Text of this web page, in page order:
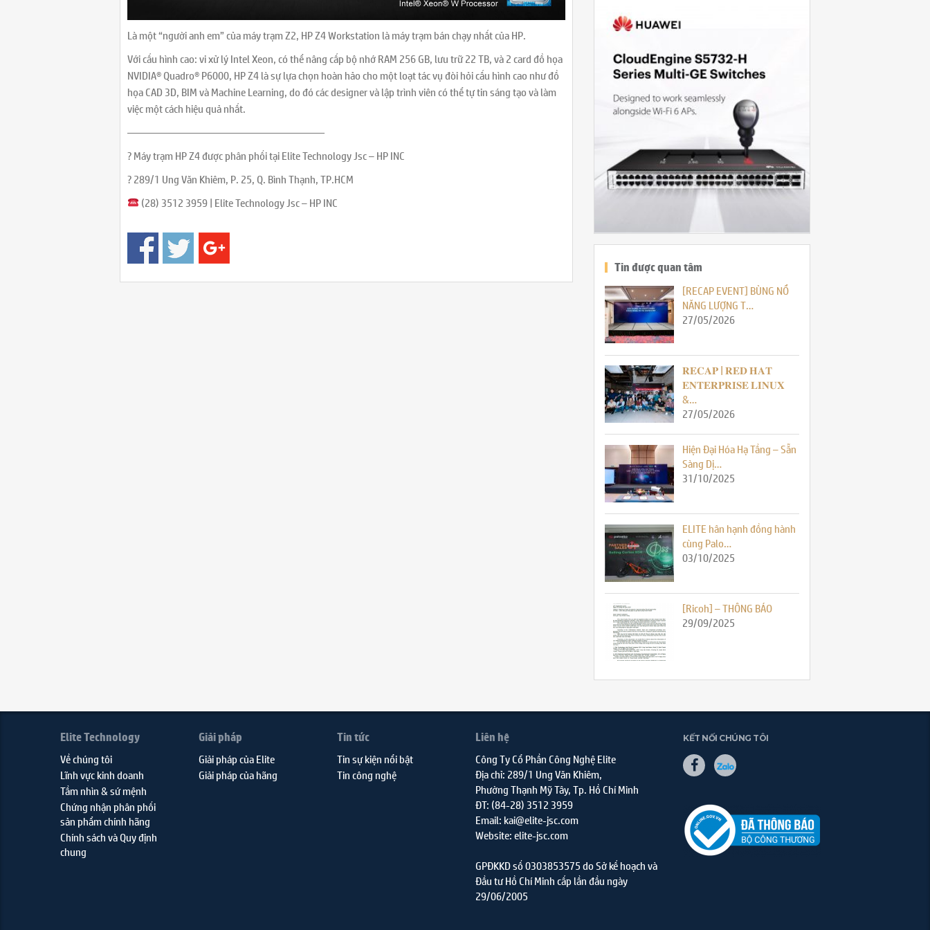
Là một “người anh em” của máy trạm Z2, HP Z4 Workstation là máy trạm bán chạy nhất của HP.
Với cấu hình cao: vi xử lý Intel Xeon, có thể nâng cấp bộ nhớ RAM 256 GB, lưu trữ 22 TB, và 2 card đồ họa
NVIDIA® Quadro® P6000, HP Z4 là sự lựa chọn hoàn hảo cho một loạt tác vụ đòi hỏi cấu hình cao như đồ
họa CAD 3D, BIM và Machine Learning, do đó các designer và lập trình viên có thể tự tin sáng tạo và làm
việc một cách hiệu quả nhất.
———————————————————
? Máy trạm HP Z4 được phân phối tại Elite Technology Jsc – HP INC
? 289/1 Ung Văn Khiêm, P. 25, Q. Bình Thạnh, TP.HCM
(28) 3512 3959 | Elite Technology Jsc – HP INC
Tin được quan tâm
[RECAP EVENT] BÙNG NỔ
NĂNG LƯỢNG T…
27/05/2026
𝐑𝐄𝐂𝐀𝐏 | 𝐑𝐄𝐃 𝐇𝐀𝐓
𝐄𝐍𝐓𝐄𝐑𝐏𝐑𝐈𝐒𝐄 𝐋𝐈𝐍𝐔𝐗
&…
27/05/2026
Hiện Đại Hóa Hạ Tầng – Sẵn
Sàng Dị…
31/10/2025
ELITE hân hạnh đồng hành
cùng Palo…
03/10/2025
[Ricoh] – THÔNG BÁO
29/09/2025
Elite Technology
Về chúng tôi
Lĩnh vực kinh doanh
Tầm nhìn & sứ mệnh
Chứng nhận phân phối
sản phẩm chính hãng
Chính sách và Quy định
chung
Giải pháp
Giải pháp của Elite
Giải pháp của hãng
Tin tức
Tin sự kiện nổi bật
Tin công nghệ
Liên hệ
Công Ty Cổ Phần Công Nghệ Elite
Địa chỉ: 289/1 Ung Văn Khiêm,
Phường Thạnh Mỹ Tây, Tp. Hồ Chí Minh
ĐT: (84-28) 3512 3959
Email: kai@elite-jsc.com
Website: elite-jsc.com
GPĐKKD số 0303853575 do Sở kế hoạch và
Đầu tư Hồ Chí Minh cấp lần đầu ngày
29/06/2005
KẾT NỐI CHÚNG TÔI